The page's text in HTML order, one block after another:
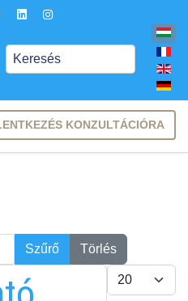
Keresés
KONZULTÁCIÓRA
Szűrő
Törlés
Tételek #